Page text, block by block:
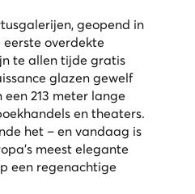
geopend in
eerste overdekte
te allen tijde gratis
glazen gewelf
213 meter lange
en theaters.
het – en vandaag is
meest elegante
een regenachtige